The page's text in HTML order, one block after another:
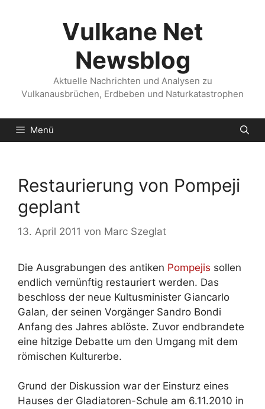
Vulkane Net
Newsblog
Aktuelle Nachrichten und Analysen zu
Vulkanausbrüchen, Erdbeben und Naturkatastrophen
Menü
Restaurierung von Pompeji
geplant
13. April 2011 von Marc Szeglat
Die Ausgrabungen des antiken Pompejis sollen
endlich vernünftig restauriert werden. Das
beschloss der neue Kultusminister Giancarlo
Galan, der seinen Vorgänger Sandro Bondi
Anfang des Jahres ablöste. Zuvor endbrandete
eine hitzige Debatte um den Umgang mit dem
römischen Kulturerbe.
Grund der Diskussion war der Einsturz eines
Hauses der Gladiatoren-Schule am 6.11.2010 in